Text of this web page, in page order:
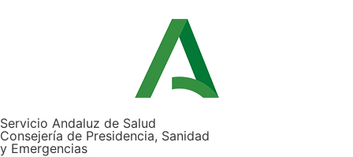
Servicio Andaluz de Salud
Consejería de Presidencia, Sanidad
y Emergencias